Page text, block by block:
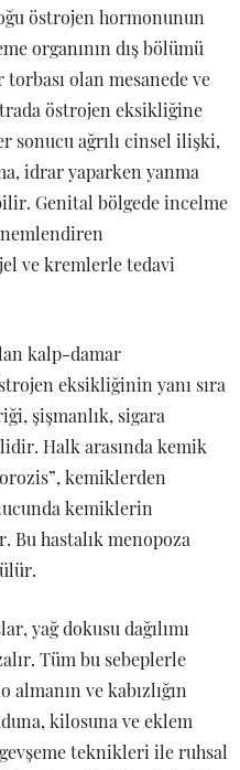
östrojen hormonunun
organının dış bölümü
olan mesanede ve
östrojen eksikliğine
sonucu ağrılı cinsel ilişki,
idrar yaparken yanma
Genital bölgede incelme
ve kremlerle tedavi
kalp-damar
eksikliğinin yanı sıra
şişmanlık, sigara
Halk arasında kemik
kemiklerden
kemiklerin
Bu hastalık menopoza
yağ dokusu dağılımı
Tüm bu sebeplerle
ve kabızlığın
kilosuna ve eklem
teknikleri ile ruhsal